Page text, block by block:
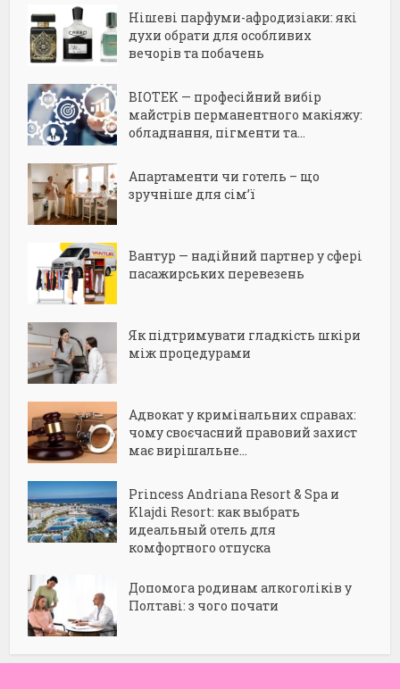
Нішеві парфуми-афродизіаки: які
духи обрати для особливих
вечорів та побачень
BIOTEK — професійний вибір
майстрів перманентного макіяжу:
обладнання, пігменти та...
Апартаменти чи готель – що
зручніше для сім’ї
Вантур — надійний партнер у сфері
пасажирських перевезень
Як підтримувати гладкість шкіри
між процедурами
Адвокат у кримінальних справах:
чому своєчасний правовий захист
має вирішальне...
Princess Andriana Resort & Spa и
Klajdi Resort: как выбрать
идеальный отель для
комфортного отпуска
Допомога родинам алкоголіків у
Полтаві: з чого почати